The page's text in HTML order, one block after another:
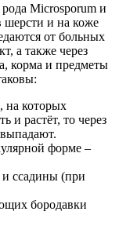
Microsporum и
шерсти и на коже
от больных
а также через
корма и предметы
на которых
и растёт, то через
форме –
и ссадины (при
бородавки